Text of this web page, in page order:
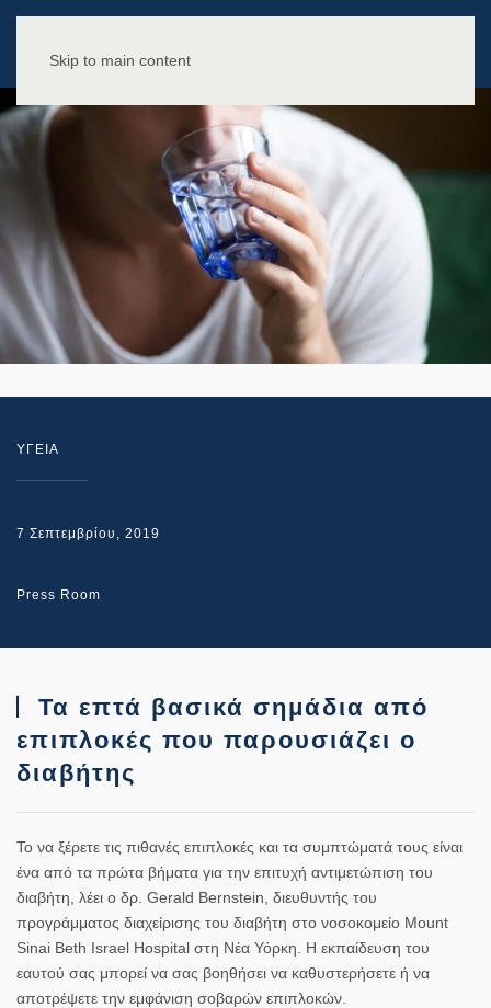
Skip to main content
ΥΓΕΙΑ
7 Σεπτεμβρίου, 2019
Press Room
Τα επτά βασικά σημάδια από
επιπλοκές που παρουσιάζει ο
διαβήτης
Το να ξέρετε τις πιθανές επιπλοκές και τα συμπτώματά τους είναι
ένα από τα πρώτα βήματα για την επιτυχή αντιμετώπιση του
διαβήτη, λέει ο δρ. Gerald Bernstein, διευθυντής του
προγράμματος διαχείρισης του διαβήτη στο νοσοκομείο Mount
Sinai Beth Israel Hospital στη Νέα Υόρκη. Η εκπαίδευση του
εαυτού σας μπορεί να σας βοηθήσει να καθυστερήσετε ή να
αποτρέψετε την εμφάνιση σοβαρών επιπλοκών.